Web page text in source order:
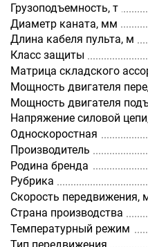
Грузоподъемность, т
Диаметр каната, мм
Длина кабеля пульта, м
Класс защиты
Матрица складского
Мощность двигателя
Мощность двигателя
Напряжение силовой
Односкоростная
Производитель
Родина бренда
Рубрика
Скорость передвижения,
Страна производства
Температурный режим
Тип передвижения